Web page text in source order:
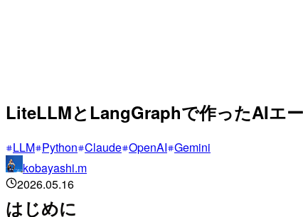
LiteLLMとLangGraphで作ったAIエ
LLM Python Claude OpenAI Gemini
kobayashi.m
2026.05.16
はじめに